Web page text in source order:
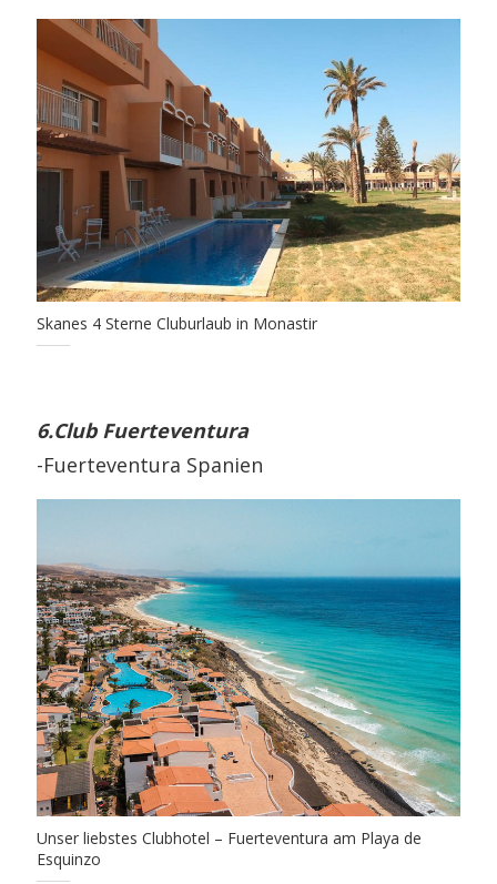
Skanes 4 Sterne Cluburlaub in Monastir
6.Club Fuerteventura
-Fuerteventura Spanien
Unser liebstes Clubhotel – Fuerteventura am Playa de
Esquinzo